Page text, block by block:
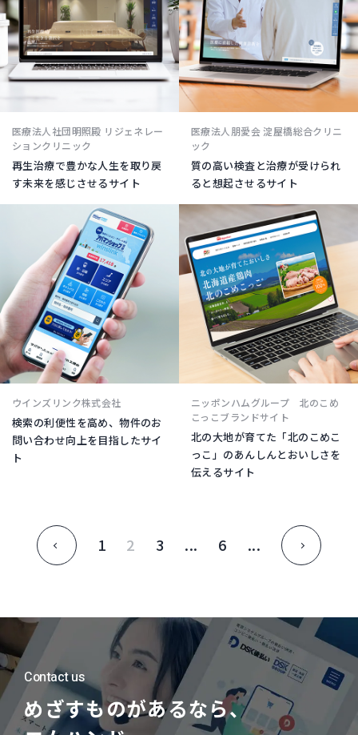
医療法人社団明照殿 リジェネレー
ションクリニック
再生治療で豊かな人生を取り戻
す未来を感じさせるサイト
医療法人朋愛会 淀屋橋総合クリニ
ック
質の高い検査と治療が受けられ
ると想起させるサイト
ウインズリンク株式会社
検索の利便性を高め、物件のお
問い合わせ向上を目指したサイ
ト
ニッポンハムグループ 北のこめ
こっこブランドサイト
北の大地が育てた「北のこめこ
っこ」のあんしんとおいしさを
伝えるサイト
« 1 2 3 ... 6 ... »
Contact us
めざすものがあるなら、